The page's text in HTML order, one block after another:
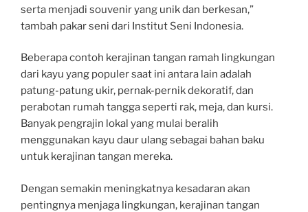
serta menjadi souvenir yang unik dan berkesan,”
tambah pakar seni dari Institut Seni Indonesia.
Beberapa contoh kerajinan tangan ramah lingkungan
dari kayu yang populer saat ini antara lain adalah
patung-patung ukir, pernak-pernik dekoratif, dan
perabotan rumah tangga seperti rak, meja, dan kursi.
Banyak pengrajin lokal yang mulai beralih
menggunakan kayu daur ulang sebagai bahan baku
untuk kerajinan tangan mereka.
Dengan semakin meningkatnya kesadaran akan
pentingnya menjaga lingkungan, kerajinan tangan